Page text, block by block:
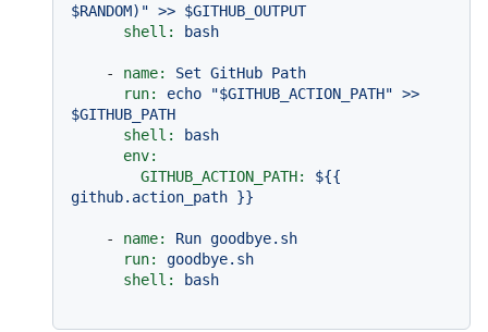
$RANDOM)" >> $GITHUB_OUTPUT
shell:
bash
- name: Set GitHub Path
run:
echo "$GITHUB_ACTION_PATH" >>
$GITHUB_PATH
shell:
bash
env:
GITHUB_ACTION_PATH:
${{
github.action_path }}
- name: Run goodbye.sh
run:
goodbye.sh
shell:
bash